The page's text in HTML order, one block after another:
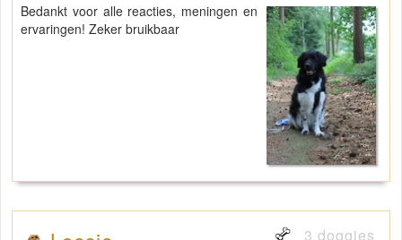
Bedankt voor alle reacties, meningen en
ervaringen! Zeker bruikbaar
3 doggies